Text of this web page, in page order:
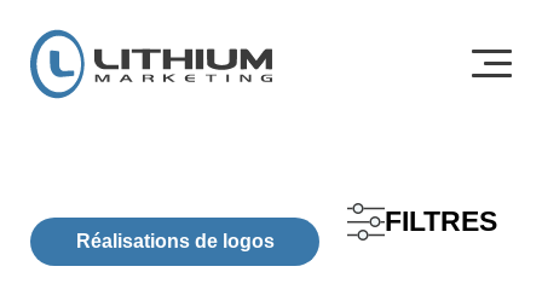
Réalisations de logos
FILTRES